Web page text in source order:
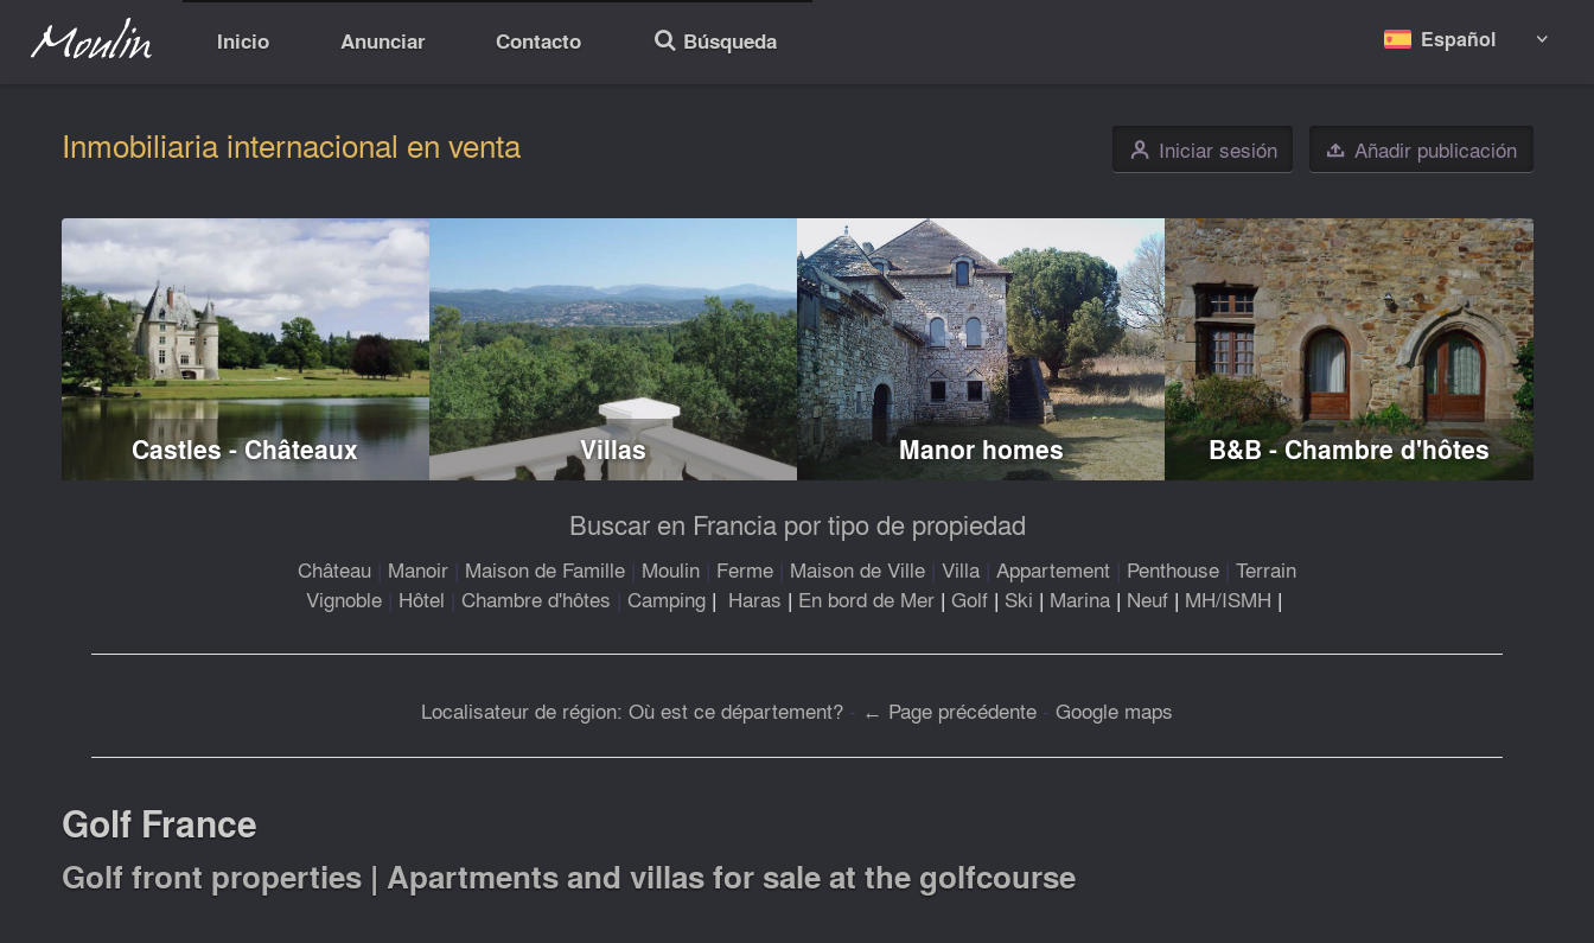
Inicio Anunciar Contacto 🔎 Búsqueda Español 
Inmobiliaria internacional en venta 👤 Iniciar sesión  Añadir publicación
Castles - Châteaux Villas Manor homes B&B - Chambre d'hôtes
Buscar en Francia por tipo de propiedad
Château | Manoir | Maison de Famille | Moulin | Ferme | Maison de Ville | Villa | Appartement | Penthouse | Terrain
Vignoble | Hôtel | Chambre d'hôtes | Camping | Haras | En bord de Mer | Golf | Ski | Marina | Neuf | MH/ISMH |
Localisateur de région: Où est ce département? - ← Page précédente - Google maps
Golf France
Golf front properties | Apartments and villas for sale at the golfcourse